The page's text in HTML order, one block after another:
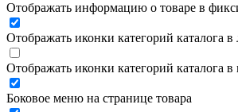
Отображать информацию о товаре в
Отображать иконки категорий каталога
Отображать иконки категорий
Боковое меню на странице товара